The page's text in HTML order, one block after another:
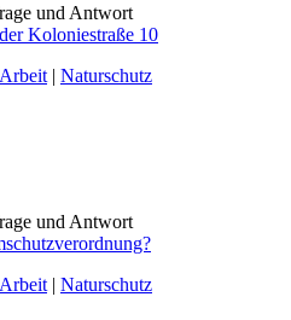
und Antwort
Koloniestraße 10
| Naturschutz
und Antwort
| Naturschutz